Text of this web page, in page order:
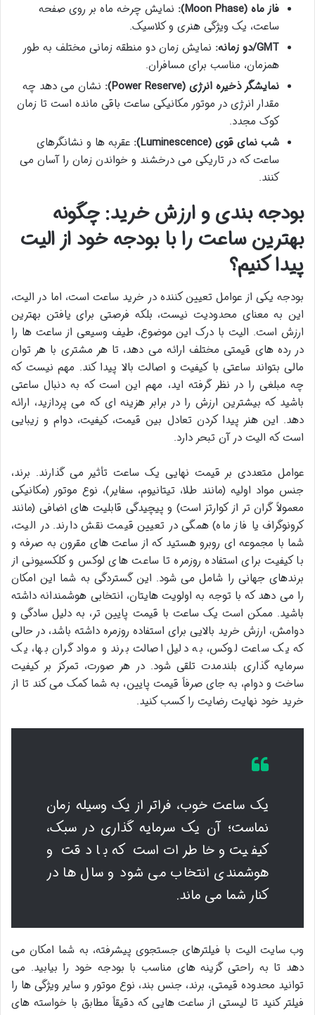
فاز ماه (Moon Phase):
نمایش چرخه ماه بر روی صفحه
ساعت، یک ویژگی هنری و کلاسیک.
GMT/دو زمانه:
نمایش زمان دو منطقه زمانی مختلف به طور
همزمان، مناسب برای مسافران.
نمایشگر ذخیره انرژی (Power Reserve):
نشان می دهد چه
مقدار انرژی در موتور مکانیکی ساعت باقی مانده است تا زمان
کوک مجدد.
شب نمای قوی (Luminescence):
عقربه ها و نشانگرهای
ساعت که در تاریکی می درخشند و خواندن زمان را آسان می
کنند.
بودجه بندی و ارزش خرید: چگونه
بهترین ساعت را با بودجه خود از الیت
پیدا کنیم؟
بودجه یکی از عوامل تعیین کننده در خرید ساعت است، اما در الیت،
این به معنای محدودیت نیست، بلکه فرصتی برای یافتن بهترین
ارزش است. الیت با درک این موضوع، طیف وسیعی از ساعت ها را
در رده های قیمتی مختلف ارائه می دهد، تا هر مشتری با هر توان
مالی بتواند ساعتی با کیفیت و اصالت بالا پیدا کند. مهم نیست که
چه مبلغی را در نظر گرفته اید، مهم این است که به دنبال ساعتی
باشید که بیشترین ارزش را در برابر هزینه ای که می پردازید، ارائه
دهد. این هنر پیدا کردن تعادل بین قیمت، کیفیت، دوام و زیبایی
است که الیت در آن تبحر دارد.
عوامل متعددی بر قیمت نهایی یک ساعت تأثیر می گذارند. برند،
جنس مواد اولیه (مانند طلا، تیتانیوم، سفایر)، نوع موتور (مکانیکی
معمولاً گران تر از کوارتز است) و پیچیدگی قابلیت های اضافی (مانند
کرونوگراف یا فاز ماه) همگی در تعیین قیمت نقش دارند. در الیت،
شما با مجموعه ای روبرو هستید که از ساعت های مقرون به صرفه و
با کیفیت برای استفاده روزمره تا ساعت های لوکس و کلکسیونی از
برندهای جهانی را شامل می شود. این گستردگی به شما این امکان
را می دهد که با توجه به اولویت هایتان، انتخابی هوشمندانه داشته
باشید. ممکن است یک ساعت با قیمت پایین تر، به دلیل سادگی و
دوامش، ارزش خرید بالایی برای استفاده روزمره داشته باشد، در حالی
که یک ساعت لوکس، به دلیل اصالت برند و مواد گران بها، یک
سرمایه گذاری بلندمدت تلقی شود. در هر صورت، تمرکز بر کیفیت
ساخت و دوام، به جای صرفاً قیمت پایین، به شما کمک می کند تا از
خرید خود نهایت رضایت را کسب کنید.
یک ساعت خوب، فراتر از یک وسیله زمان
نماست؛ آن یک سرمایه گذاری در سبک،
کیفیت و خاطرات است که با دقت و
هوشمندی انتخاب می شود و سال ها در
کنار شما می ماند.
وب سایت الیت با فیلترهای جستجوی پیشرفته، به شما امکان می
دهد تا به راحتی گزینه های مناسب با بودجه خود را بیابید. می
توانید محدوده قیمتی، برند، جنس بند، نوع موتور و سایر ویژگی ها را
فیلتر کنید تا لیستی از ساعت هایی که دقیقاً مطابق با خواسته های